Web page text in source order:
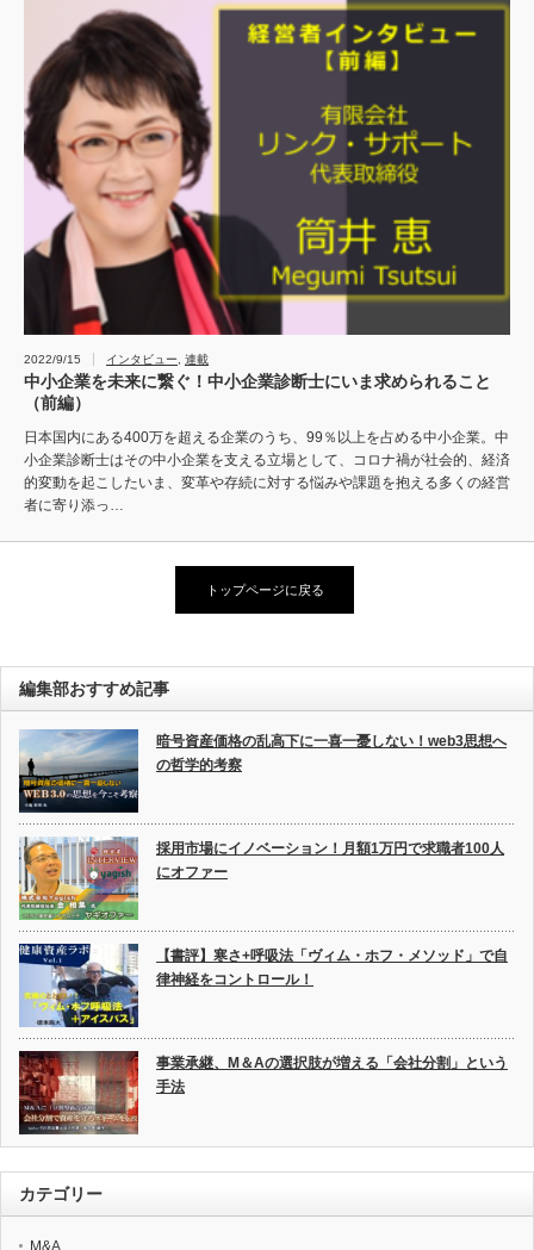
2022/9/15 インタビュー, 連載
中小企業を未来に繋ぐ！中小企業診断士にいま求められること
（前編）
日本国内にある400万を超える企業のうち、99％以上を占める中小企業。中
小企業診断士はその中小企業を支える立場として、コロナ禍が社会的、経済
的変動を起こしたいま、変革や存続に対する悩みや課題を抱える多くの経営
者に寄り添っ…
トップページに戻る
編集部おすすめ記事
暗号資産価格の乱高下に一喜一憂しない！web3思想へ
の哲学的考察
採用市場にイノベーション！月額1万円で求職者100人
にオファー
【書評】寒さ+呼吸法「ヴィム・ホフ・メソッド」で自
律神経をコントロール！
事業承継、M＆Aの選択肢が増える「会社分割」という
手法
カテゴリー